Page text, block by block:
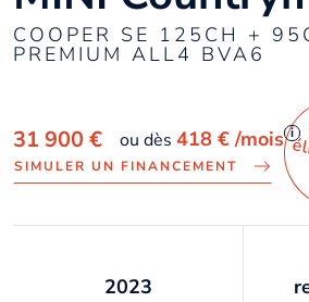
COOPER SE 125CH +
PREMIUM ALL4 BVA6
31 900 € ou dès 418 €/mois i
SIMULER UN FINANCEMENT
2023